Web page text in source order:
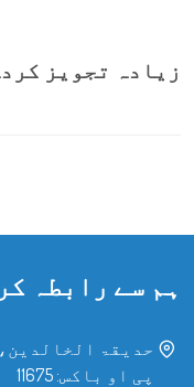
زیادہ تجویز
ہم سے رابطہ
حدیقۃ
پی او باکس: 11675